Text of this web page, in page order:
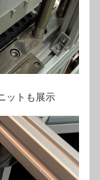
ットも展示